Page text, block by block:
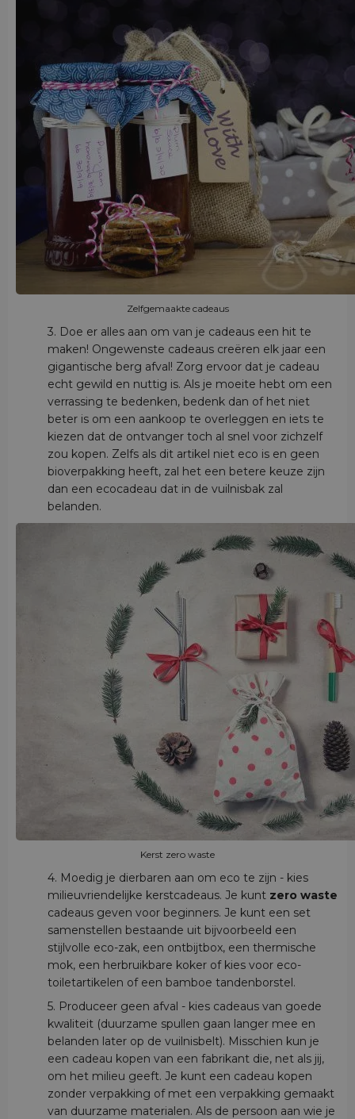
Zelfgemaakte cadeaus
3. Doe er alles aan om van je cadeaus een hit te
maken! Ongewenste cadeaus creëren elk jaar een
gigantische berg afval! Zorg ervoor dat je cadeau
echt gewild en nuttig is. Als je moeite hebt om een
verrassing te bedenken, bedenk dan of het niet
beter is om een aankoop te overleggen en iets te
kiezen dat de ontvanger toch al snel voor zichzelf
zou kopen. Zelfs als dit artikel niet eco is en geen
bioverpakking heeft, zal het een betere keuze zijn
dan een ecocadeau dat in de vuilnisbak zal
belanden.
Kerst zero waste
4. Moedig je dierbaren aan om eco te zijn - kies
milieuvriendelijke kerstcadeaus. Je kunt zero waste
cadeaus geven voor beginners. Je kunt een set
samenstellen bestaande uit bijvoorbeeld een
stijlvolle eco-zak, een ontbijtbox, een thermische
mok, een herbruikbare koker of kies voor eco-
toiletartikelen of een bamboe tandenborstel.
5. Produceer geen afval - kies cadeaus van goede
kwaliteit (duurzame spullen gaan langer mee en
belanden later op de vuilnisbelt). Misschien kun je
een cadeau kopen van een fabrikant die, net als jij,
om het milieu geeft. Je kunt een cadeau kopen
zonder verpakking of met een verpakking gemaakt
van duurzame materialen. Als de persoon aan wie je